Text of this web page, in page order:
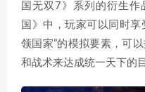
国无双7》系列的衍生
国》中，玩家可以同时享
领国家”的模拟要素，可
和战术来达成统一天下的